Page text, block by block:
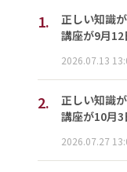
1.
正しい知識
講座が9月
2026.07.13
2.
正しい知識
講座が10月
2026.07.27